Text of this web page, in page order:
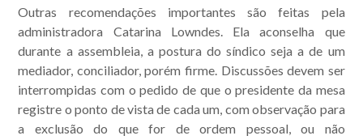
Outras recomendações importantes são feitas pela
administradora Catarina Lowndes. Ela aconselha que
durante a assembleia, a postura do síndico seja a de um
mediador, conciliador, porém firme. Discussões devem ser
interrompidas com o pedido de que o presidente da mesa
registre o ponto de vista de cada um, com observação para
a exclusão do que for de ordem pessoal, ou não